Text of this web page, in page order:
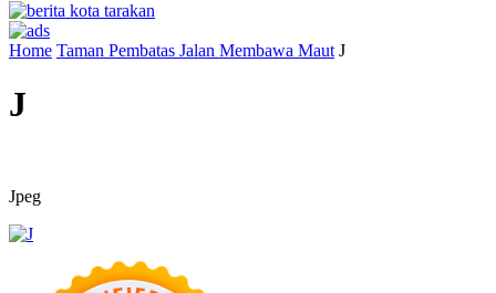
Home Taman Pembatas Jalan Membawa Maut J
J
Jpeg